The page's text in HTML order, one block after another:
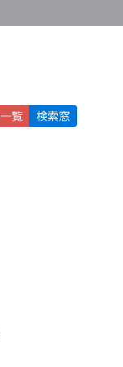
一覧 検索窓